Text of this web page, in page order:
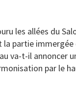
les allées du
partie immergée
va-t-il
par le